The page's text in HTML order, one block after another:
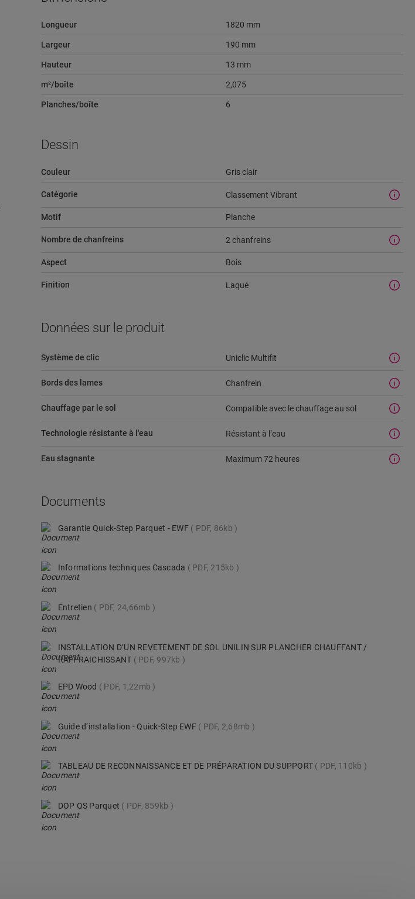
Longueur 1820 mm
Largeur 190 mm
Hauteur 13 mm
m²/boîte 2,075
Planches/boîte 6
Dessin
Couleur Gris clair
Catégorie Classement Vibrant
Motif Planche
Nombre de chanfreins 2 chanfreins
Aspect Bois
Finition Laqué
Données sur le produit
Système de clic Uniclic Multifit
Bords des lames Chanfrein
Chauffage par le sol Compatible avec le chauffage au sol
Technologie résistante à l'eau Résistant à l’eau
Eau stagnante Maximum 72 heures
Documents
Garantie Quick-Step Parquet - EWF PDF, 86kb
Informations techniques Cascada PDF, 215kb
Entretien PDF, 24,66mb
INSTALLATION D’UN REVETEMENT DE SOL UNILIN SUR PLANCHER CHAUFFANT /
RAFFRAICHISSANT
PDF, 997kb
EPD Wood PDF, 1,22mb
Guide d’installation - Quick-Step EWF PDF, 2,68mb
TABLEAU DE RECONNAISSANCE ET DE PRÉPARATION DU SUPPORT PDF, 110kb
DOP QS Parquet PDF, 859kb